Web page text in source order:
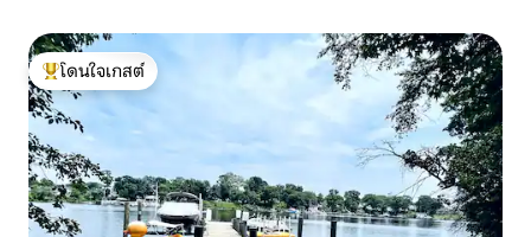
โดนใจเกสต์ที่สุด
โดนใจเกสต์